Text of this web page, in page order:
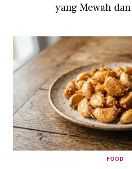
yang Mewah
FOOD